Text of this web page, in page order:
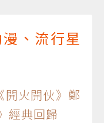
、流行星
火開伙》鄭
經典回歸